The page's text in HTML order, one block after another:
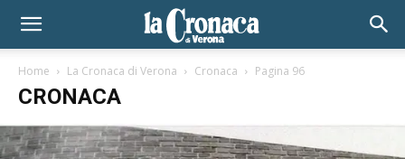
Home La Cronaca di Verona Cronaca Pagina 96
CRONACA